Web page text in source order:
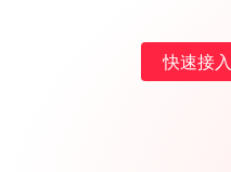
快速接入